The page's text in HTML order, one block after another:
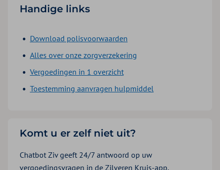
Handige links
Download polisvoorwaarden
Alles over onze zorgverzekering
Vergoedingen in 1 overzicht
Toestemming aanvragen hulpmiddel
Komt u er zelf niet uit?
Chatbot Ziv geeft 24/7 antwoord op uw
vergoedingsvragen in de Zilveren Kruis-app.